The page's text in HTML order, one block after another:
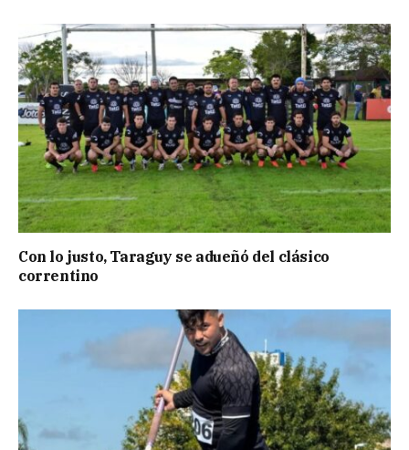
Con lo justo, Taraguy se adueñó del clásico
correntino